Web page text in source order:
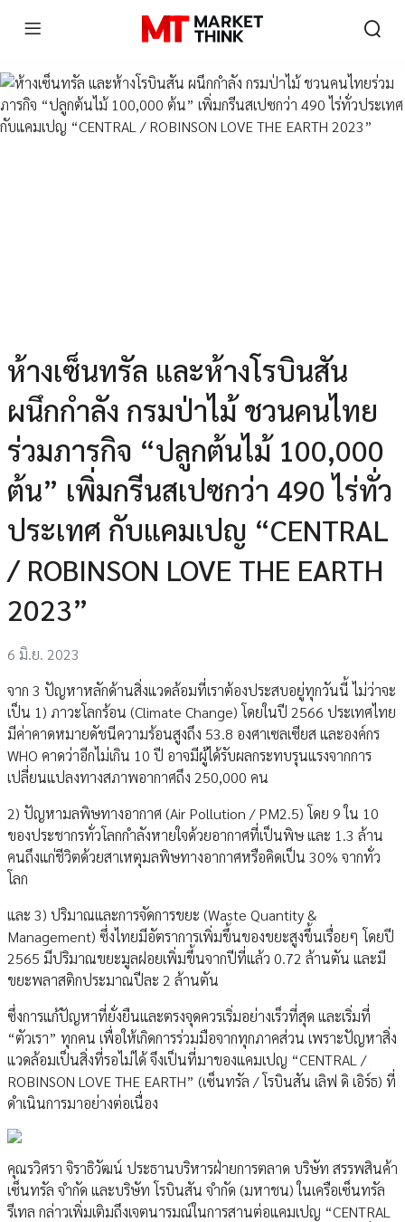
ห้างเซ็นทรัล และห้างโรบินสัน
ผนึกกำลัง กรมป่าไม้ ชวนคนไทย
ร่วมภารกิจ “ปลูกต้นไม้ 100,000
ต้น” เพิ่มกรีนสเปซกว่า 490 ไร่ทั่ว
ประเทศ กับแคมเปญ “CENTRAL
/ ROBINSON LOVE THE EARTH
2023”
6 มิ.ย. 2023
จาก 3 ปัญหาหลักด้านสิ่งแวดล้อมที่เราต้องประสบอยู่ทุกวันนี้ ไม่ว่าจะ
เป็น 1) ภาวะโลกร้อน (Climate Change) โดยในปี 2566 ประเทศไทย
มีค่าคาดหมายดัชนีความร้อนสูงถึง 53.8 องศาเซลเซียส และองค์กร
WHO คาดว่าอีกไม่เกิน 10 ปี อาจมีผู้ได้รับผลกระทบรุนแรงจากการ
เปลี่ยนแปลงทางสภาพอากาศถึง 250,000 คน
2) ปัญหามลพิษทางอากาศ (Air Pollution / PM2.5) โดย 9 ใน 10
ของประชากรทั่วโลกกำลังหายใจด้วยอากาศที่เป็นพิษ และ 1.3 ล้าน
คนถึงแก่ชีวิตด้วยสาเหตุมลพิษทางอากาศหรือคิดเป็น 30% จากทั่ว
โลก
และ 3) ปริมาณและการจัดการขยะ (Waste Quantity &
Management) ซึ่งไทยมีอัตราการเพิ่มขึ้นของขยะสูงขึ้นเรื่อยๆ โดยปี
2565 มีปริมาณขยะมูลฝอยเพิ่มขึ้นจากปีที่แล้ว 0.72 ล้านตัน และมี
ขยะพลาสติกประมาณปีละ 2 ล้านตัน
ซึ่งการแก้ปัญหาที่ยั่งยืนและตรงจุดควรเริ่มอย่างเร็วที่สุด และเริ่มที่
“ตัวเรา” ทุกคน เพื่อให้เกิดการร่วมมือจากทุกภาคส่วน เพราะปัญหาสิ่ง
แวดล้อมเป็นสิ่งที่รอไม่ได้ จึงเป็นที่มาของแคมเปญ “CENTRAL /
ROBINSON LOVE THE EARTH” (เซ็นทรัล / โรบินสัน เลิฟ ดิ เอิร์ธ) ที่
ดำเนินการมาอย่างต่อเนื่อง
คุณรวิศรา จิราธิวัฒน์ ประธานบริหารฝ่ายการตลาด บริษัท สรรพสินค้า
เซ็นทรัล จำกัด และบริษัท โรบินสัน จำกัด (มหาชน) ในเครือเซ็นทรัล
รีเทล กล่าวเพิ่มเติมถึงเจตนารมณ์ในการสานต่อแคมเปญ “CENTRAL